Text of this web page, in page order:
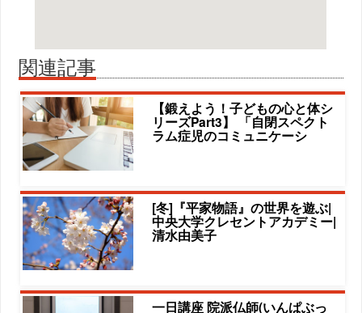
関連記事
【鍛えよう！子どもの心と体シ
リーズPart3】 「自閉スペクト
ラム症児のコミュニケーシ
[冬]『平家物語』の世界を遊ぶ|
中央大学クレセントアカデミー|
清水由美子
一日講座 院派仏師(いんぱぶっ